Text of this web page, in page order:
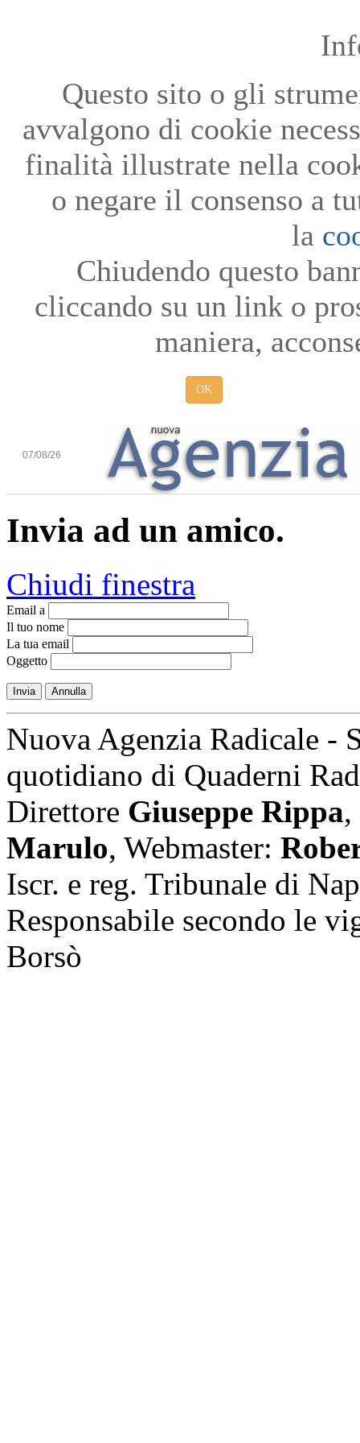
Questo sito o gli
avvalgono di cookie
finalità illustrate nella
o negare il consenso a
la
Chiudendo questo
cliccando su un link o
maniera,
OK
07/08/26
Invia ad un amico.
Chiudi finestra
Email a
Il tuo nome
La tua email
Oggetto
Invia Annulla
Nuova Agenzia Radicale -
quotidiano di Quaderni
Direttore Giuseppe Rippa,
Marulo, Webmaster:
Iscr. e reg. Tribunale di
Responsabile secondo le
Borsò